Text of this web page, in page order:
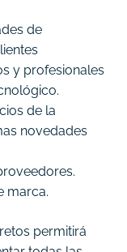
de
y profesionales
de la
novedades
marca.
permitirá